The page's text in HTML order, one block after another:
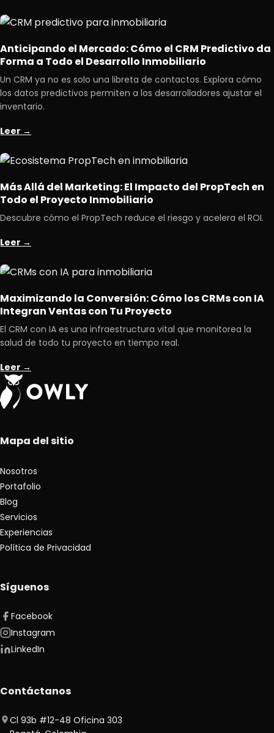
Anticipando el Mercado: Cómo el CRM Predictivo da
Forma a Todo el Desarrollo Inmobiliario
Un CRM ya no es solo una libreta de contactos. Explora cómo
los datos predictivos permiten a los desarrolladores ajustar el
inventario.
Leer →
Más Allá del Marketing: El Impacto del PropTech en
Todo el Proyecto Inmobiliario
Descubre cómo el PropTech reduce el riesgo y acelera el ROI.
Leer →
Maximizando la Conversión: Cómo los CRMs con IA
Integran Ventas con Tu Proyecto
El CRM con IA es una infraestructura vital que monitorea la
salud de todo tu proyecto en tiempo real.
Leer →
Mapa del sitio
Nosotros
Portafolio
Blog
Servicios
Experiencias
Política de Privacidad
Síguenos
Facebook
Instagram
LinkedIn
Contáctanos
Cl 93b #12-48 Oficina 303